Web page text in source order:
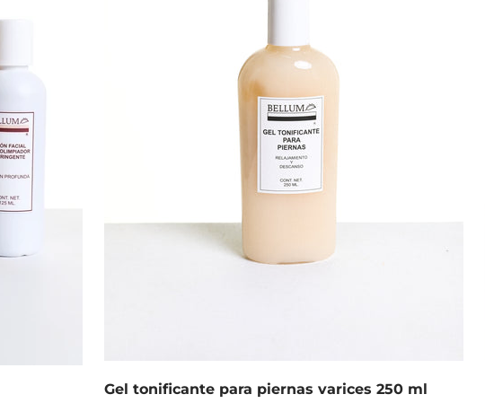
Gel tonificante para piernas varices 250 ml